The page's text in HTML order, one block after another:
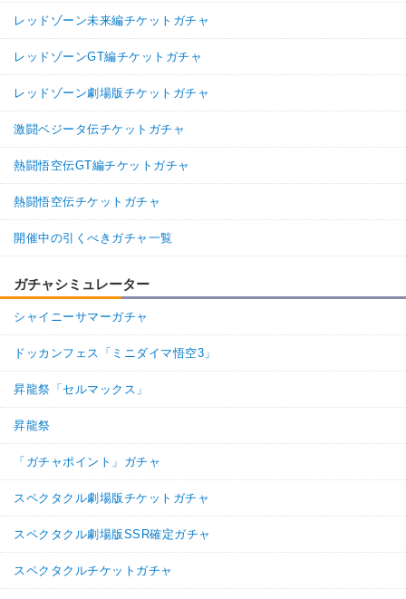
レッドゾーン未来編チケットガチャ
レッドゾーンGT編チケットガチャ
レッドゾーン劇場版チケットガチャ
激闘ベジータ伝チケットガチャ
熱闘悟空伝GT編チケットガチャ
熱闘悟空伝チケットガチャ
開催中の引くべきガチャ一覧
ガチャシミュレーター
シャイニーサマーガチャ
ドッカンフェス「ミニダイマ悟空3」
昇龍祭「セルマックス」
昇龍祭
「ガチャポイント」ガチャ
スペクタクル劇場版チケットガチャ
スペクタクル劇場版SSR確定ガチャ
スペクタクルチケットガチャ